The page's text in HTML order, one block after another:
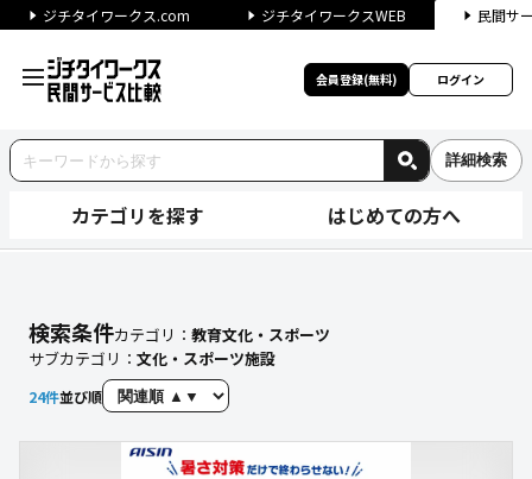
ジチタイワークス.com ジチタイワークスWEB 民間サ
会員登録(無料) ログイン
詳細検索
カテゴリを探す はじめての方へ
検索条件カテゴリ： 教育文化・スポーツ
サブカテゴリ： 文化・スポーツ施設
24件並び順